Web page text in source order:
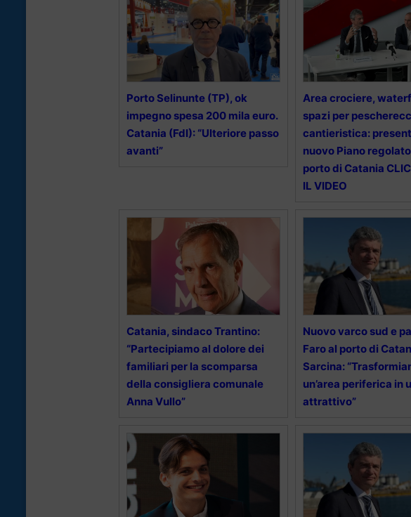
Porto Selinunte (TP), ok
impegno spesa 200 mila euro.
Catania (FdI): “Ulteriore passo
avanti”
Area crociere,
spazi per
cantieristica:
nuovo Piano
porto di Catania
IL VIDEO
Catania, sindaco Trantino:
“Partecipiamo al dolore dei
familiari per la scomparsa
della consigliera comunale
Anna Vullo”
Nuovo varco sud e
Faro al porto di
Sarcina:
un’area periferica in
attrattivo”